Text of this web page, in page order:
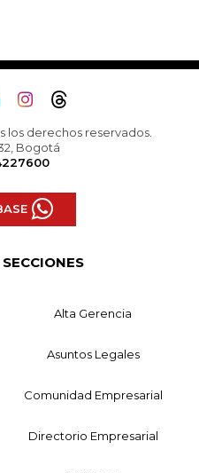
los derechos reservados.
Bogotá
Alta Gerencia
Asuntos Legales
Comunidad Empresarial
Directorio Empresarial